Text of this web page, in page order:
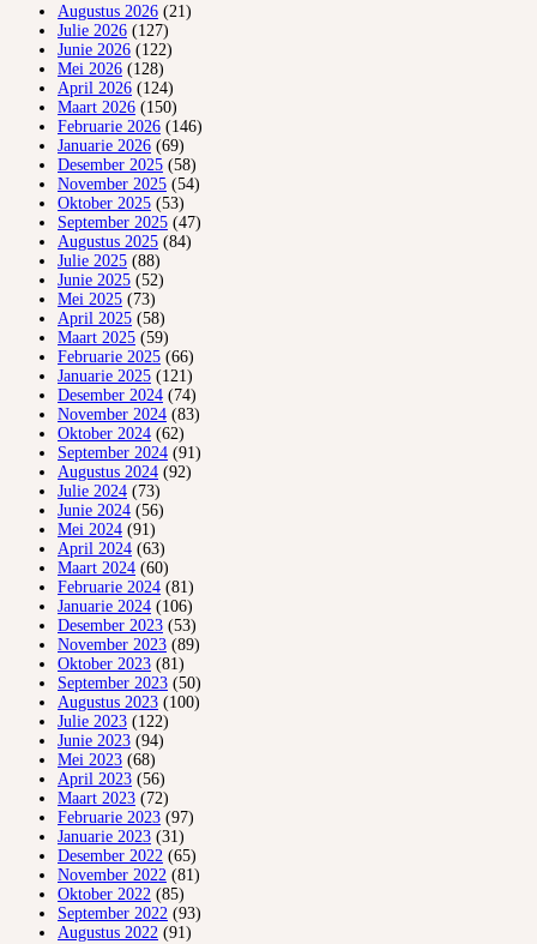
Augustus 2026 (21)
Julie 2026 (127)
Junie 2026 (122)
Mei 2026 (128)
April 2026 (124)
Maart 2026 (150)
Februarie 2026 (146)
Januarie 2026 (69)
Desember 2025 (58)
November 2025 (54)
Oktober 2025 (53)
September 2025 (47)
Augustus 2025 (84)
Julie 2025 (88)
Junie 2025 (52)
Mei 2025 (73)
April 2025 (58)
Maart 2025 (59)
Februarie 2025 (66)
Januarie 2025 (121)
Desember 2024 (74)
November 2024 (83)
Oktober 2024 (62)
September 2024 (91)
Augustus 2024 (92)
Julie 2024 (73)
Junie 2024 (56)
Mei 2024 (91)
April 2024 (63)
Maart 2024 (60)
Februarie 2024 (81)
Januarie 2024 (106)
Desember 2023 (53)
November 2023 (89)
Oktober 2023 (81)
September 2023 (50)
Augustus 2023 (100)
Julie 2023 (122)
Junie 2023 (94)
Mei 2023 (68)
April 2023 (56)
Maart 2023 (72)
Februarie 2023 (97)
Januarie 2023 (31)
Desember 2022 (65)
November 2022 (81)
Oktober 2022 (85)
September 2022 (93)
Augustus 2022 (91)